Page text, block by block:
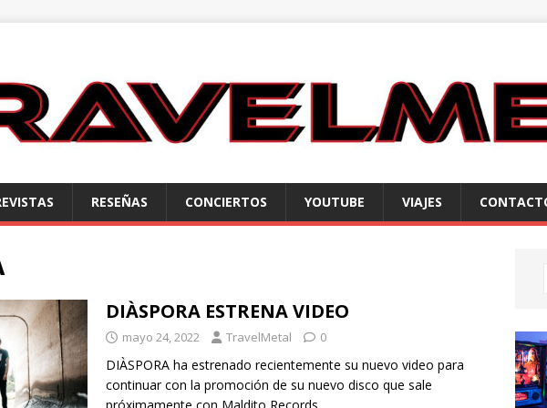
RESEÑAS CONCIERTOS YOUTUBE VIAJES
DIÀSPORA ESTRENA VIDEO
mayo 24, 2022 TravelMetal 0
DIÀSPORA ha estrenado recientemente su nuevo video para
continuar con la promoción de su nuevo disco que sale
próximamente con Maldito Records.